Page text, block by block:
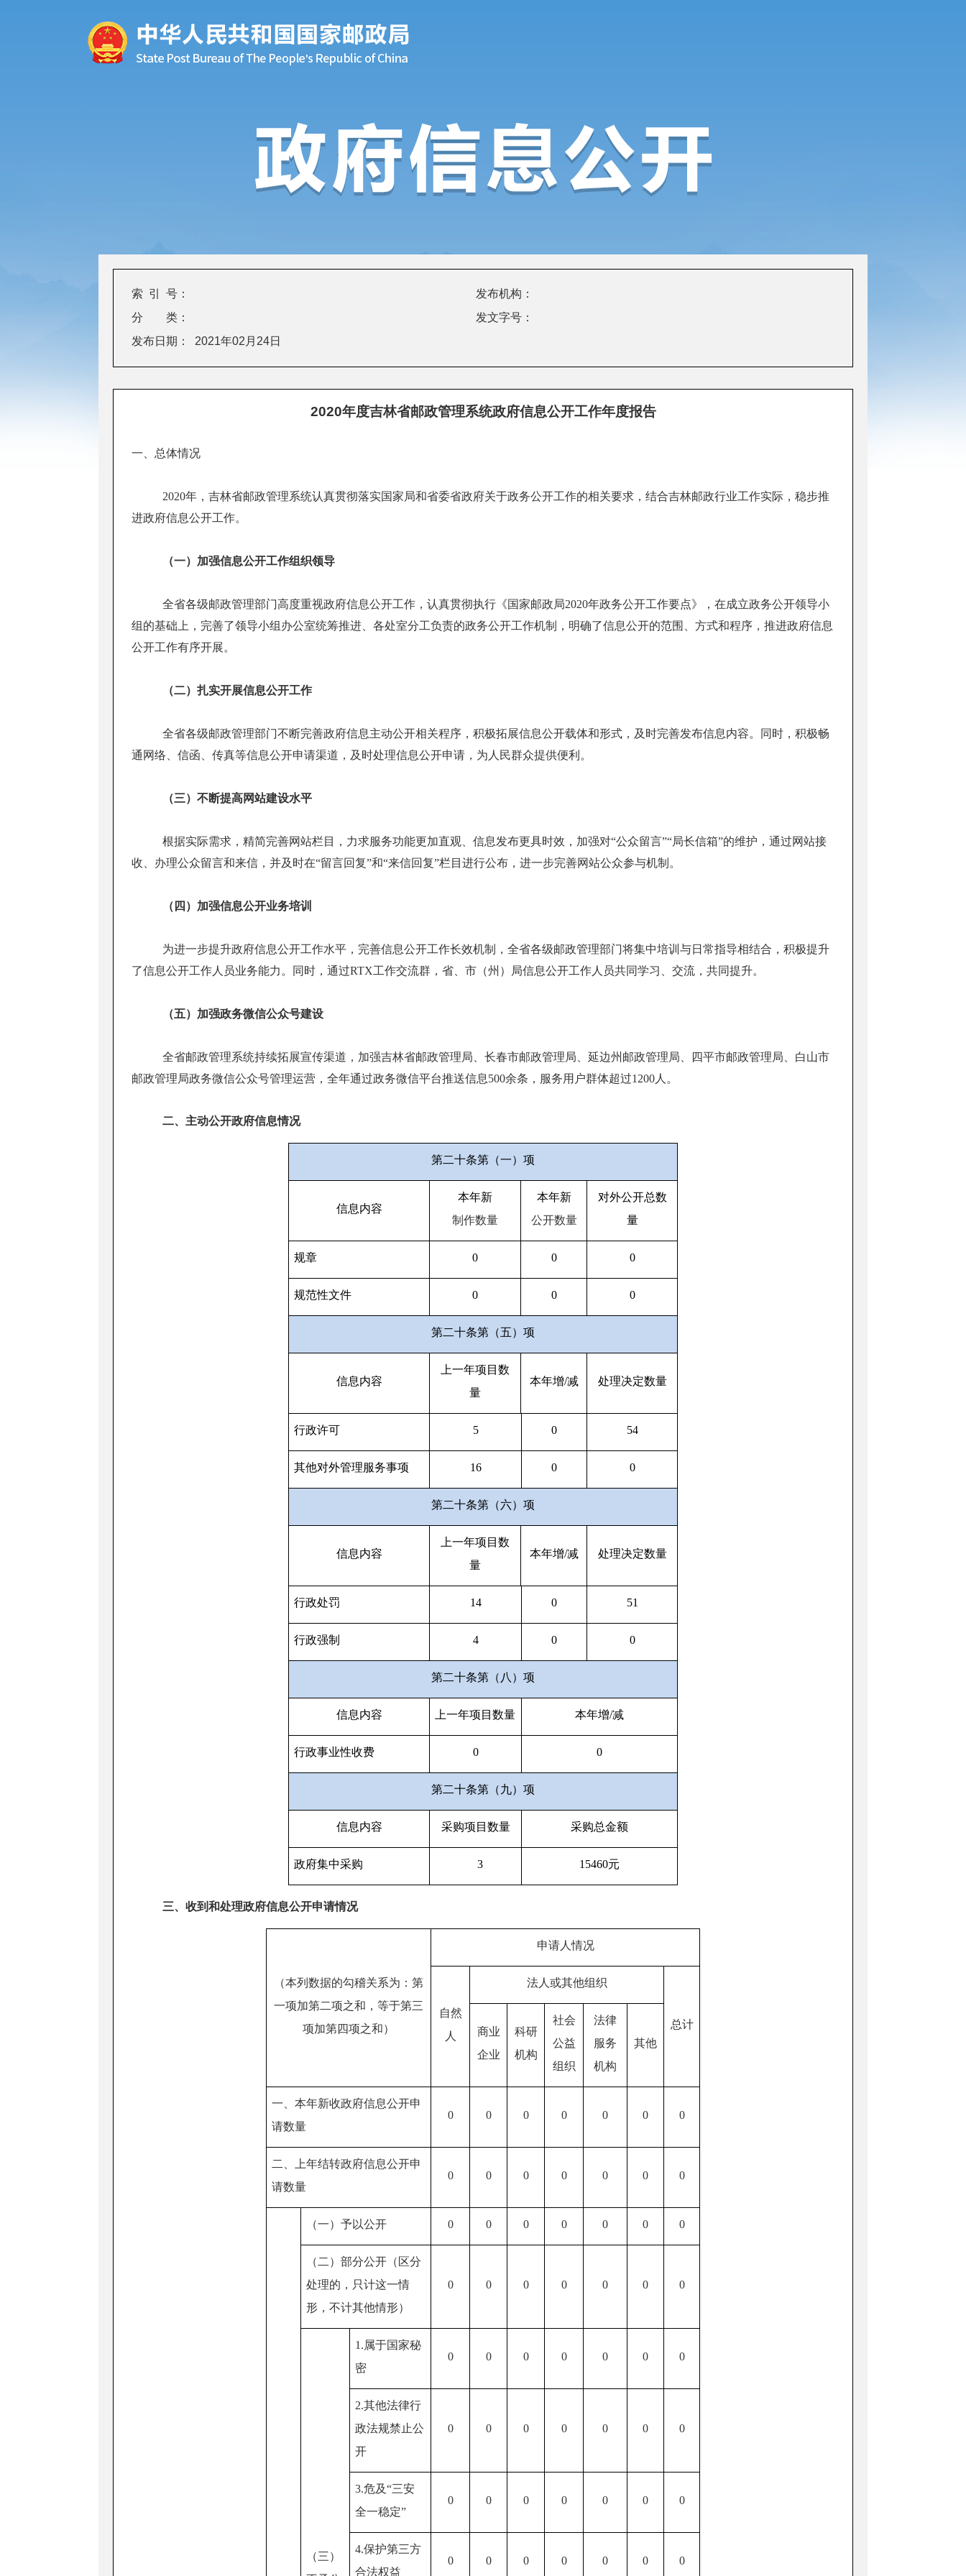
索 引 号：
发布机构：
分 类：
发文字号：
发布日期：
2021年02月24日
2020年度吉林省邮政管理系统政府信息公开工作年度报告
一、总体情况
2020年，吉林省邮政管理系统认真贯彻落实国家局和省委省政府关于政务公开工作的相关要求，结合吉林邮政行业工作实际，稳步推
进政府信息公开工作。
（一）加强信息公开工作组织领导
全省各级邮政管理部门高度重视政府信息公开工作，认真贯彻执行《国家邮政局2020年政务公开工作要点》，在成立政务公开领导小
组的基础上，完善了领导小组办公室统筹推进、各处室分工负责的政务公开工作机制，明确了信息公开的范围、方式和程序，推进政府信息
公开工作有序开展。
（二）扎实开展信息公开工作
全省各级邮政管理部门不断完善政府信息主动公开相关程序，积极拓展信息公开载体和形式，及时完善发布信息内容。同时，积极畅
通网络、信函、传真等信息公开申请渠道，及时处理信息公开申请，为人民群众提供便利。
（三）不断提高网站建设水平
根据实际需求，精简完善网站栏目，力求服务功能更加直观、信息发布更具时效，加强对“公众留言”“局长信箱”的维护，通过网站接
收、办理公众留言和来信，并及时在“留言回复”和“来信回复”栏目进行公布，进一步完善网站公众参与机制。
（四）加强信息公开业务培训
为进一步提升政府信息公开工作水平，完善信息公开工作长效机制，全省各级邮政管理部门将集中培训与日常指导相结合，积极提升
了信息公开工作人员业务能力。同时，通过RTX工作交流群，省、市（州）局信息公开工作人员共同学习、交流，共同提升。
（五）加强政务微信公众号建设
全省邮政管理系统持续拓展宣传渠道，加强吉林省邮政管理局、长春市邮政管理局、延边州邮政管理局、四平市邮政管理局、白山市
邮政管理局政务微信公众号管理运营，全年通过政务微信平台推送信息500余条，服务用户群体超过1200人。
二、主动公开政府信息情况
第二十条第（一）项
信息内容
本年新
制作数量
本年新
公开数量
对外公开总数
量
规章 0 0 0
规范性文件 0 0 0
第二十条第（五）项
信息内容
上一年项目数
量
本年增/减 处理决定数量
行政许可 5 0 54
其他对外管理服务事项 16 0 0
第二十条第（六）项
信息内容
上一年项目数
量
本年增/减 处理决定数量
行政处罚 14 0 51
行政强制 4 0 0
第二十条第（八）项
信息内容 上一年项目数量 本年增/减
行政事业性收费 0 0
第二十条第（九）项
信息内容 采购项目数量 采购总金额
政府集中采购 3 15460元
三、收到和处理政府信息公开申请情况
（本列数据的勾稽关系为：第
一项加第二项之和，等于第三
项加第四项之和）
申请人情况
自然
人
法人或其他组织
总计
商业
企业
科研
机构
社会
公益
组织
法律
服务
机构
其他
一、本年新收政府信息公开申
请数量
0 0 0 0 0 0 0
二、上年结转政府信息公开申
请数量
0 0 0 0 0 0 0
（一）予以公开 0 0 0 0 0 0 0
（二）部分公开（区分
处理的，只计这一情
形，不计其他情形）
0 0 0 0 0 0 0
（三）
1.属于国家秘
密
0 0 0 0 0 0 0
2.其他法律行
政法规禁止公
开
0 0 0 0 0 0 0
3.危及“三安
全一稳定”
0 0 0 0 0 0 0
4.保护第三方
合法权益
0 0 0 0 0 0 0